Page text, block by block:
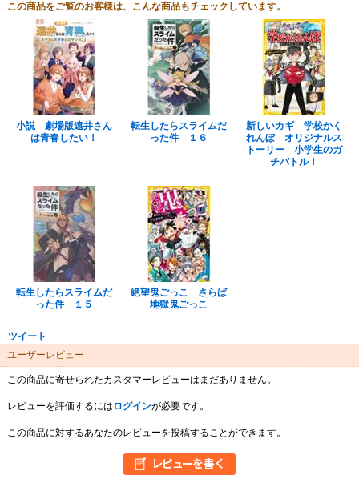
この商品をご覧のお客様は、こんな商品もチェックしています。
小説 劇場版遠井さん
は青春したい！
転生したらスライムだ
った件 １６
新しいカギ 学校かく
れんぼ オリジナルス
トーリー 小学生のガ
チバトル！
転生したらスライムだ
った件 １５
絶望鬼ごっこ さらば
地獄鬼ごっこ
ツイート
ユーザーレビュー
この商品に寄せられたカスタマーレビューはまだありません。
レビューを評価するには ログインが必要です。
この商品に対するあなたのレビューを投稿することができます。